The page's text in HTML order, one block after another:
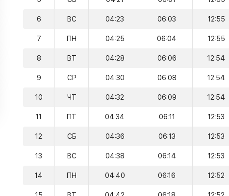
6 ВС 04:23 06:03 12:55
7 ПН 04:25 06:04 12:55
8 ВТ 04:28 06:06 12:54
9 СР 04:30 06:08 12:54
10 ЧТ 04:32 06:09 12:54
11 ПТ 04:34 06:11 12:53
12 СБ 04:36 06:13 12:53
13 ВС 04:38 06:14 12:53
14 ПН 04:40 06:16 12:52